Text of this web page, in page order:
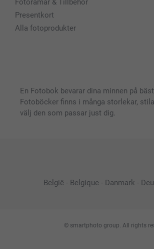
Fotoramar & Tillbehör
Presentkort
Alla fotoprodukter
En Fotobok bevarar dina minnen på
Fotoböcker finns i många storlekar,
välj den som passar just dig.
België - Belgique - Danmark -
© smartphoto group. All rights